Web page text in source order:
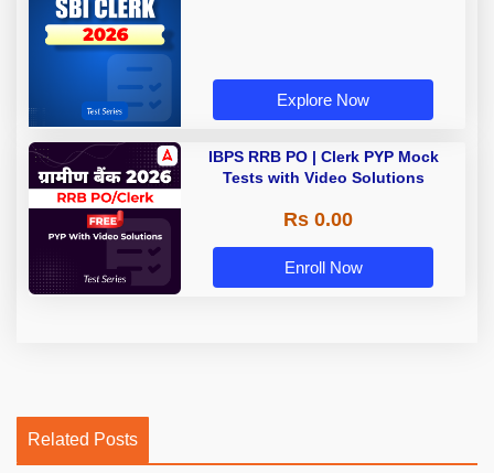
Explore Now
IBPS RRB PO | Clerk PYP Mock
Tests with Video Solutions
Rs 0.00
Enroll Now
Related Posts